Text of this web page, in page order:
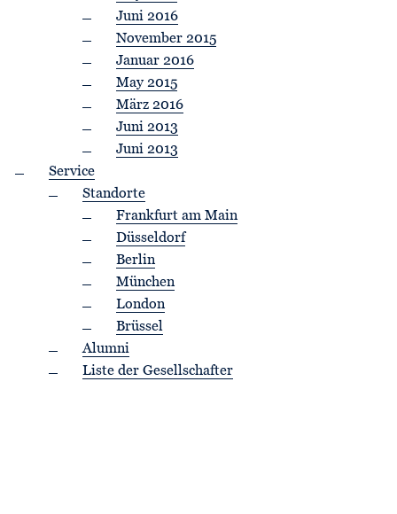
Juni 2016
November 2015
Januar 2016
May 2015
März 2016
Juni 2013
Juni 2013
Service
Standorte
Frankfurt am Main
Düsseldorf
Berlin
München
London
Brüssel
Alumni
Liste der Gesellschafter